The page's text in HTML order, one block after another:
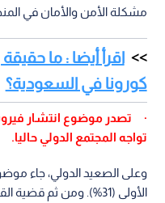
مشكلة الأمن والأمان في
اقرأ أيضا : ما
كورونا في السعودية؟
· تصدر موضوع انتشار
تواجه المجتمع الدولي حاليا.
وعلى الصعيد الدولي، جاء
الأولى (31%). ومن ثم